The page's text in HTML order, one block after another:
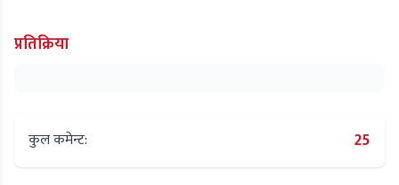
प्रतिक्रिया
कुल कमेन्ट: 25